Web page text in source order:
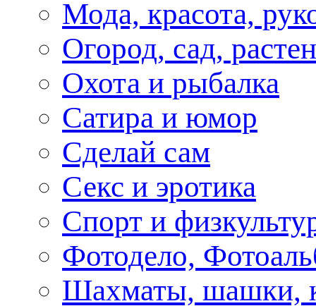
Мода, красота,
Огород, сад,
Охота и рыбалка
Сатира и юмор
Сделай сам
Секс и эротика
Спорт и
Фотодело,
Шахматы, шашки,